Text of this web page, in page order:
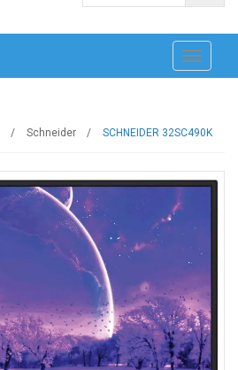
Toggle
Schneider SCHNEIDER 32SC490K